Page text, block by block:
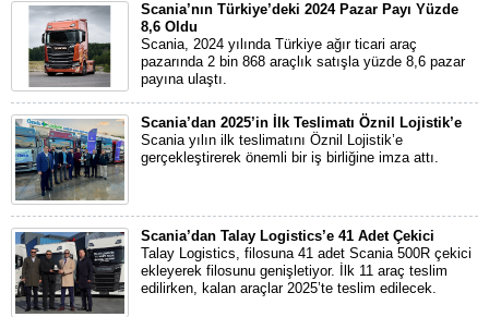
Scania’nın Türkiye’deki 2024 Pazar Payı Yüzde
8,6 Oldu
Scania, 2024 yılında Türkiye ağır ticari araç
pazarında 2 bin 868 araçlık satışla yüzde 8,6 pazar
payına ulaştı.
Scania’dan 2025’in İlk Teslimatı Öznil Lojistik’e
Scania yılın ilk teslimatını Öznil Lojistik’e
gerçekleştirerek önemli bir iş birliğine imza attı.
Scania’dan Talay Logistics’e 41 Adet Çekici
Talay Logistics, filosuna 41 adet Scania 500R çekici
ekleyerek filosunu genişletiyor. İlk 11 araç teslim
edilirken, kalan araçlar 2025’te teslim edilecek.